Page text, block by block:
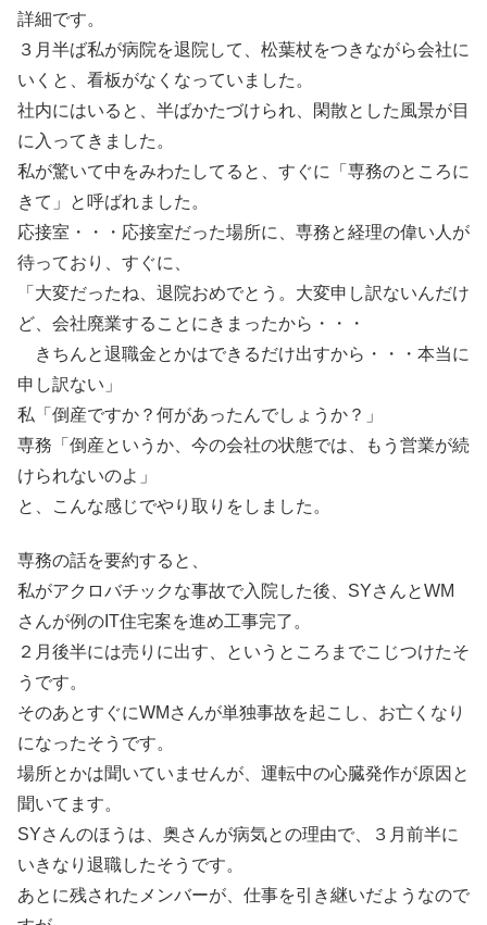
詳細です。
３月半ば私が病院を退院して、松葉杖をつきながら会社に
いくと、看板がなくなっていました。
社内にはいると、半ばかたづけられ、閑散とした風景が目
に入ってきました。
私が驚いて中をみわたしてると、すぐに「専務のところに
きて」と呼ばれました。
応接室・・・応接室だった場所に、専務と経理の偉い人が
待っており、すぐに、
「大変だったね、退院おめでとう。大変申し訳ないんだけ
ど、会社廃業することにきまったから・・・
きちんと退職金とかはできるだけ出すから・・・本当に
申し訳ない」
私「倒産ですか？何があったんでしょうか？」
専務「倒産というか、今の会社の状態では、もう営業が続
けられないのよ」
と、こんな感じでやり取りをしました。
専務の話を要約すると、
私がアクロバチックな事故で入院した後、SYさんとWM
さんが例のIT住宅案を進め工事完了。
２月後半には売りに出す、というところまでこじつけたそ
うです。
そのあとすぐにWMさんが単独事故を起こし、お亡くなり
になったそうです。
場所とかは聞いていませんが、運転中の心臓発作が原因と
聞いてます。
SYさんのほうは、奥さんが病気との理由で、３月前半に
いきなり退職したそうです。
あとに残されたメンバーが、仕事を引き継いだようなので